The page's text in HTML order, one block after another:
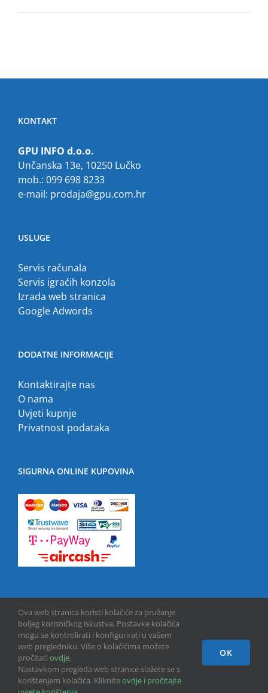
KONTAKT
GPU INFO d.o.o.
Unčanska 13e, 10250 Lučko
mob.: 099 698 8233
e-mail: prodaja@gpu.com.hr
USLUGE
Servis računala
Servis igraćih konzola
Izrada web stranica
Google Adwords
DODATNE INFORMACIJE
Kontaktirajte nas
O nama
Uvjeti kupnje
Privatnost podataka
SIGURNA ONLINE KUPOVINA
Copyright © 2013 -2026 | GPU INFO d.o.o. | All Rights Reserved
Facebook
Ova web stranica koristi kolačiće za pružanje
boljeg korisničkog iskustva. Postavke kolačića
mogu se kontrolirati i konfigurirati u vašem
web pregledniku. Više o kolačićima možete
pročitati ovdje.
Nastavkom pregleda web stranice slažete se s
korištenjem kolačića. Klikniteovdje i pročitajte
OK